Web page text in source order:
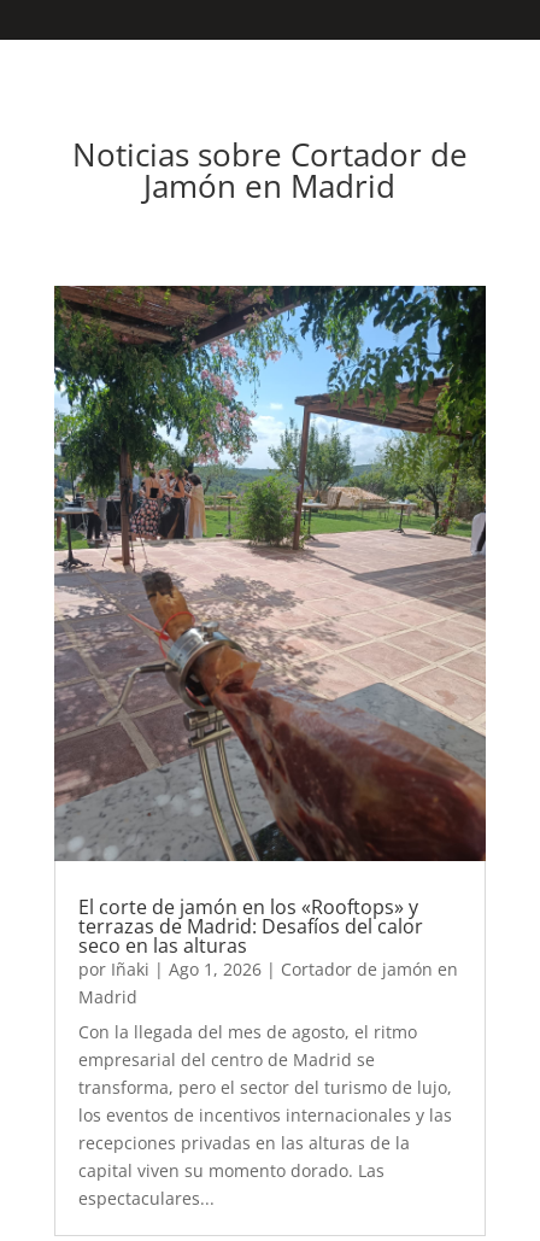
Noticias sobre Cortador de
Jamón en Madrid
El corte de jamón en los «Rooftops» y
terrazas de Madrid: Desafíos del calor
seco en las alturas
por Iñaki | Ago 1, 2026| Cortador de jamón en
Madrid
Con la llegada del mes de agosto, el ritmo
empresarial del centro de Madrid se
transforma, pero el sector del turismo de lujo,
los eventos de incentivos internacionales y las
recepciones privadas en las alturas de la
capital viven su momento dorado. Las
espectaculares...